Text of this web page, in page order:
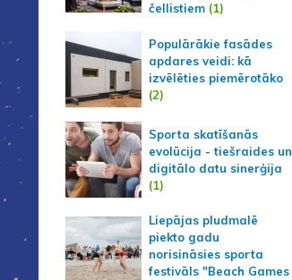
čellistiem(1)
Populārākie fasādes
apdares veidi: kā
izvēlēties piemērotāko
(2)
Sporta skatīšanās
evolūcija - tiešraides un
digitālo datu sinerģija
(1)
Liepājas pludmalē
piekto gadu
norisināsies sporta
festivāls "Beach Games